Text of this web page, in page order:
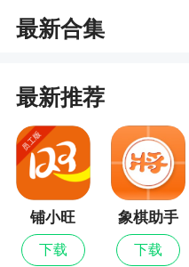
最新合集
最新推荐
铺小旺
下载
象棋助手
下载